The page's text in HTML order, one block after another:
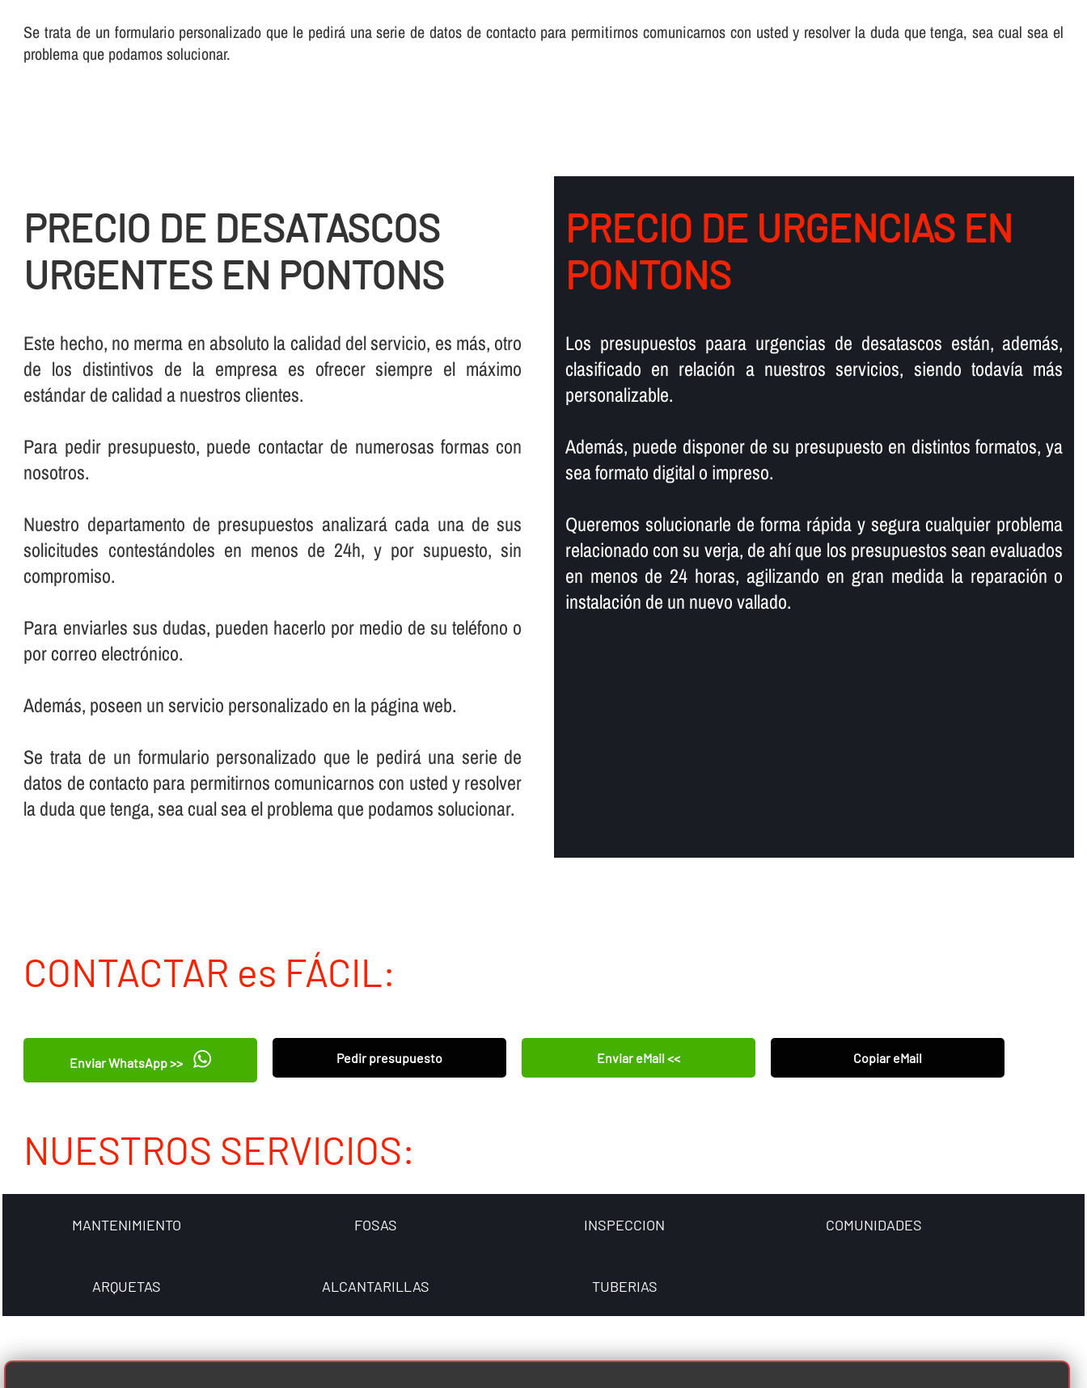
Se trata de un formulario personalizado que le pedirá una serie de datos de contacto para permitirnos comunicarnos con usted y resolver la duda que tenga, sea cual sea el
problema que podamos solucionar.
PRECIO DE DESATASCOS
URGENTES EN PONTONS
Este hecho, no merma en absoluto la calidad del servicio, es más, otro
de los distintivos de la empresa es ofrecer siempre el máximo
estándar de calidad a nuestros clientes.
Para pedir presupuesto, puede contactar de numerosas formas con
nosotros.
Nuestro departamento de presupuestos analizará cada una de sus
solicitudes contestándoles en menos de 24h, y por supuesto, sin
compromiso.
Para enviarles sus dudas, pueden hacerlo por medio de su teléfono o
por correo electrónico.
Además, poseen un servicio personalizado en la página web.
Se trata de un formulario personalizado que le pedirá una serie de
datos de contacto para permitirnos comunicarnos con usted y resolver
la duda que tenga, sea cual sea el problema que podamos solucionar.
PRECIO DE URGENCIAS EN
PONTONS
Los presupuestos paara urgencias de desatascos están, además,
clasificado en relación a nuestros servicios, siendo todaví­a más
personalizable.
Además, puede disponer de su presupuesto en distintos formatos, ya
sea formato digital o impreso.
Queremos solucionarle de forma rápida y segura cualquier problema
relacionado con su verja, de ahí­ que los presupuestos sean evaluados
en menos de 24 horas, agilizando en gran medida la reparación o
instalación de un nuevo vallado.
CONTACTAR es FÁCIL:
Enviar WhatsApp >> Pedir presupuesto Enviar eMail << Copiar eMail
NUESTROS SERVICIOS:
MANTENIMIENTO FOSAS INSPECCION COMUNIDADES
ARQUETAS ALCANTARILLAS TUBERIAS